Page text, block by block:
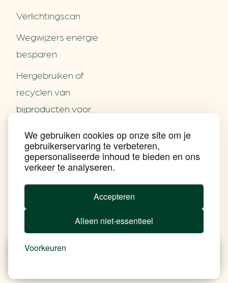
We gebruiken cookies op onze site om je
gebruikerservaring te verbeteren,
gepersonaliseerde inhoud te bieden en ons
verkeer te analyseren.
Accepteren
Alleen niet-essentieel
Voorkeuren
Partners
Contact
Nieuws
Praktijkverhalen
Events
Nieuwsbrief
Achtergrond klimaatverandering
Beprijzing van CO2
Verduurzamen bedrijventerrein
Verlichtingscan
Wegwijzers energie
besparen
Hergebruiken of
recyclen van
bijproducten voor
Energie besparen op
uw PC
Privacy & Disclaimer